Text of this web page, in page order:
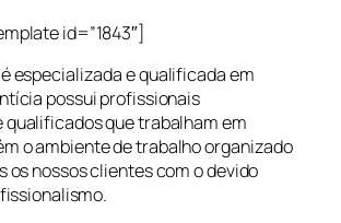
id=”1843″]
especializada e qualificada em
possui profissionais
que trabalham em
o ambiente de trabalho organizado
os nossos clientes com o devido